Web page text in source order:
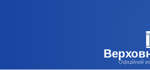
Офіційний